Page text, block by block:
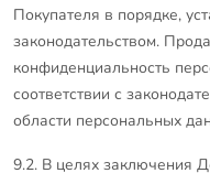
Покупателя в порядке,
законодательством.
конфиденциальность
соответствии с
области персональных
9.2. В целях заключения